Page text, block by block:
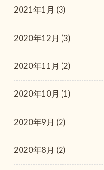
2021年1月 (3)
2020年12月 (3)
2020年11月 (2)
2020年10月 (1)
2020年9月 (2)
2020年8月 (2)